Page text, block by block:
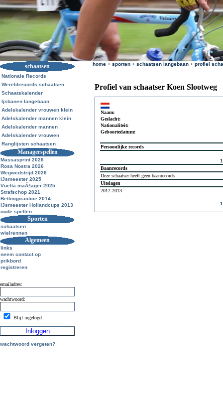
schaatsen
Nationale Records
Wereldrecords schaatsen
Schaatskalender
Ijsbanen langebaan
Adelskalender vrouwen klein
Adelskalender mannen klein
Adelskalender mannen
Adelskalender vrouwen
Ranglijsten schaatsen
Managerspellen
Massasprint 2026
Rosa Nostra 2026
Wegwedstrijd 2026
IJsmeester 2025
Vuelta maÃ±ager 2025
Strafschop 2021
Bettingpractice 2014
IJsmeester Hollandcups 2013
oude spellen
Sporten
schaatsen
wielrennen
Algemeen
links
neem contact op
prikbord
registreren
emailadres:
wachtwoord:
Blijf ingelogd
wachtwoord vergeten?
home > sporten > schaatsen langebaan > profiel
Profiel van schaatser Koen Slootweg
Naam:
Geslacht:
Nationaliteit:
Geboortedatum:
Persoonlijke records
Baanrecords
Deze schaatser heeft geen baanrecords
Uitslagen
2012-2013